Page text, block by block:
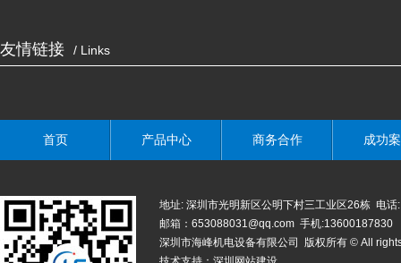
友情链接 / Links
首页 产品中心 商务合作 成功
地址: 深圳市光明新区公明下村三工业区26栋 电
邮箱：653088031@qq.com 手机:13600187830
深圳市海峰机电设备有限公司 版权所有 © All